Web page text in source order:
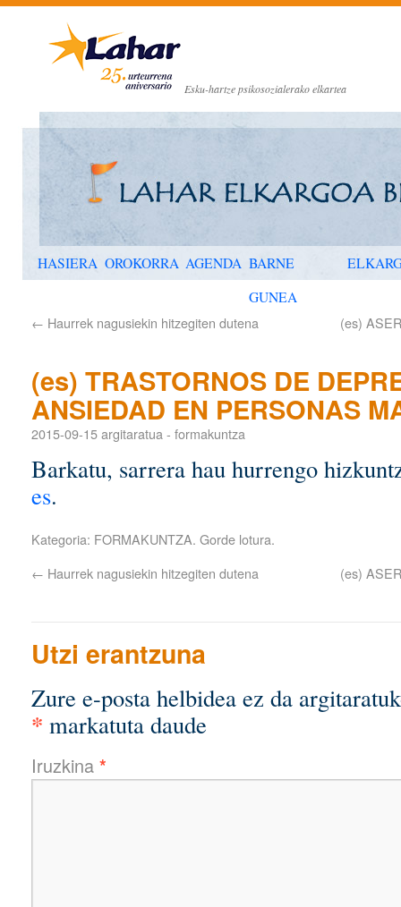
Esku-hartze psikosozialerako elkartea
HASIERA OROKORRA AGENDA BARNE
GUNEA
← Haurrek nagusiekin hitzegiten dutena (es)
(es) TRASTORNOS DE
ANSIEDAD EN PERSONAS
2015-09-15argitaratua - formakuntza
Barkatu, sarrera hau hurrengo
es.
Kategoria: FORMAKUNTZA. Gorde lotura.
← Haurrek nagusiekin hitzegiten dutena (es)
Utzi erantzuna
Zure e-posta helbidea ez da
* markatuta daude
Iruzkina *